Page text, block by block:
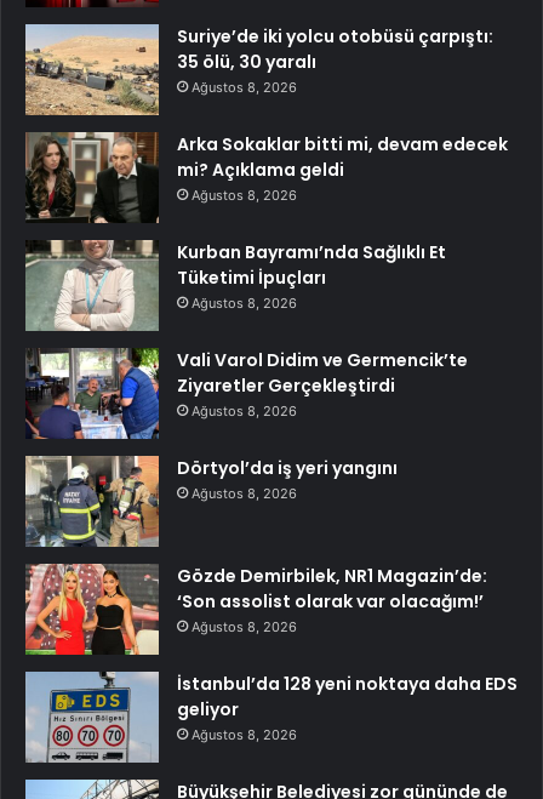
Suriye’de iki yolcu otobüsü çarpıştı:
35 ölü, 30 yaralı
Ağustos 8, 2026
Arka Sokaklar bitti mi, devam edecek
mi? Açıklama geldi
Ağustos 8, 2026
Kurban Bayramı’nda Sağlıklı Et
Tüketimi İpuçları
Ağustos 8, 2026
Vali Varol Didim ve Germencik’te
Ziyaretler Gerçekleştirdi
Ağustos 8, 2026
Dörtyol’da iş yeri yangını
Ağustos 8, 2026
Gözde Demirbilek, NR1 Magazin’de:
‘Son assolist olarak var olacağım!’
Ağustos 8, 2026
İstanbul’da 128 yeni noktaya daha EDS
geliyor
Ağustos 8, 2026
Büyükşehir Belediyesi zor gününde de